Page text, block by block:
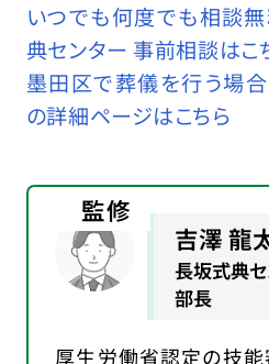
いつでも何度でも相談
典センター 事前相談はこ
墨田区で葬儀を行う場
の詳細ページはこちら
監修
吉澤 龍
長坂式典
部長
厚生労働省認定の技能